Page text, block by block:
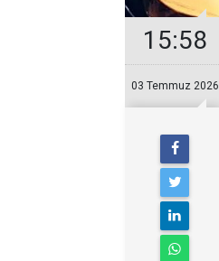
15:58
03 Temmuz 2026